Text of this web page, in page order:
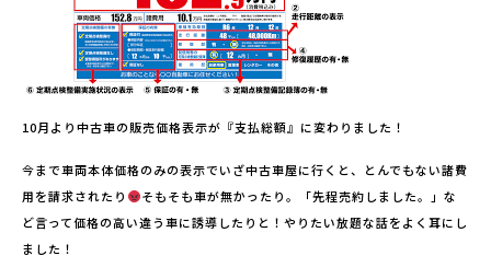
10月より中古車の販売価格表示が『支払総額』に変わりました！
今まで車両本体価格のみの表示でいざ中古車屋に行くと、とんでもない諸費
用を請求されたり
そもそも車が無かったり。「先程売約しました。」な
ど言って価格の高い違う車に誘導したりと！やりたい放題な話をよく耳にし
ました！